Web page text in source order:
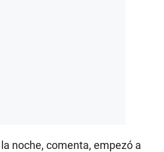
noche, comenta, empezó a